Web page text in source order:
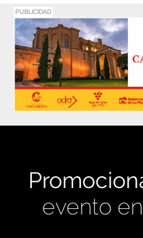
PUBLICIDAD
evento en